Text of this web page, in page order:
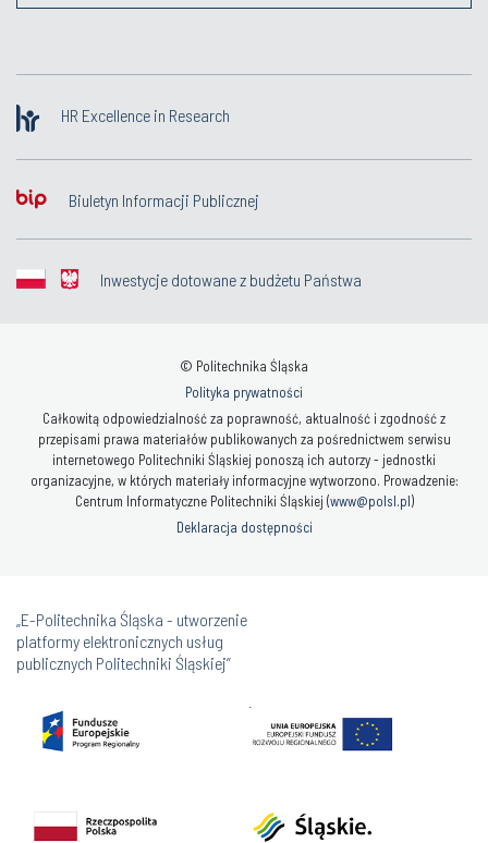
HR Excellence in Research
Biuletyn Informacji Publicznej
Inwestycje dotowane z budżetu Państwa
© Politechnika Śląska
Polityka prywatności
Całkowitą odpowiedzialność za poprawność, aktualność i zgodność z
przepisami prawa materiałów publikowanych za pośrednictwem serwisu
internetowego Politechniki Śląskiej ponoszą ich autorzy - jednostki
organizacyjne, w których materiały informacyjne wytworzono. Prowadzenie:
Centrum Informatyczne Politechniki Śląskiej (www@polsl.pl)
Deklaracja dostępności
„E-Politechnika Śląska - utworzenie
platformy elektronicznych usług
publicznych Politechniki Śląskiej”